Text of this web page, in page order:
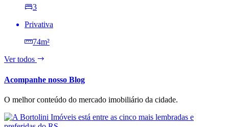
3
Privativa
74m²
Ver todos
Acompanhe nosso Blog
O melhor conteúdo do mercado imobiliário da cidade.